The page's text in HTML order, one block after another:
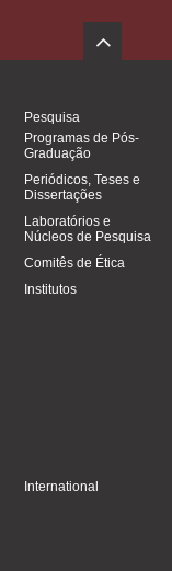
Pesquisa
Programas de Pós-
Graduação
Periódicos, Teses e
Dissertações
Laboratórios e
Núcleos de Pesquisa
Comitês de Ética
Institutos
International